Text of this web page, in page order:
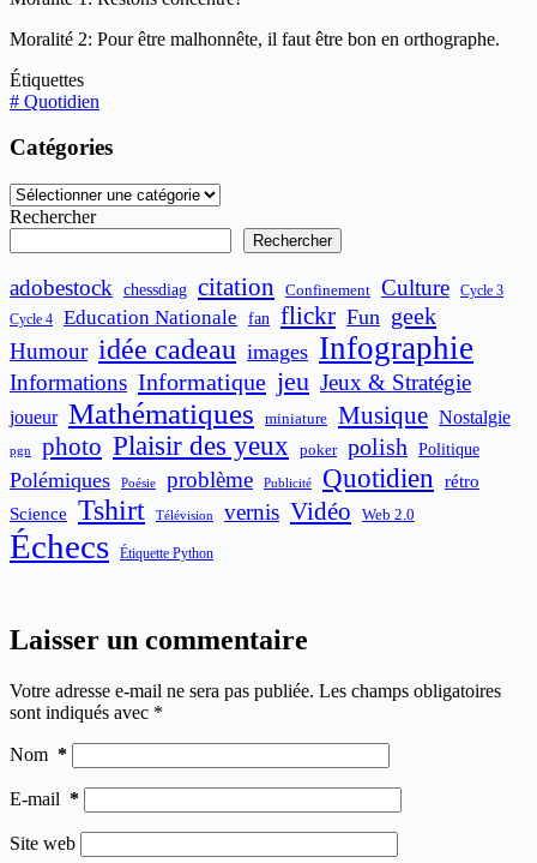
Moralité 2: Pour être malhonnête, il faut être bon en orthographe.
Étiquettes
# Quotidien
Catégories
Catégories
Rechercher
Rechercher
adobestock chessdiag citation Confinement Culture Cycle 3
Cycle 4 Education Nationale fan flickr Fun geek
Humour idée cadeau images Infographie
Informations Informatique jeu Jeux & Stratégie
joueur Mathématiques miniature Musique Nostalgie
pgn photo Plaisir des yeux poker polish Politique
Polémiques Poésie problème Publicité Quotidien
rétro
Science
Tshirt Télévision vernis Vidéo Web 2.0
Échecs Étiquette Python
Laisser un commentaire
Votre adresse e-mail ne sera pas publiée. Les champs obligatoires
sont indiqués avec *
Nom *
E-mail *
Site web